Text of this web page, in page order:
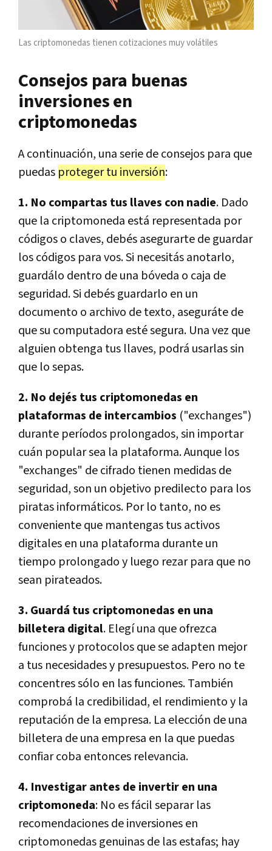
Las criptomonedas tienen cotizaciones muy volátiles
Consejos para buenas
inversiones en
criptomonedas
A continuación, una serie de consejos para que
puedas proteger tu inversión:
1. No compartas tus llaves con nadie. Dado
que la criptomoneda está representada por
códigos o claves, debés asegurarte de guardar
los códigos para vos. Si necesitás anotarlo,
guardálo dentro de una bóveda o caja de
seguridad. Si debés guardarlo en un
documento o archivo de texto, aseguráte de
que su computadora esté segura. Una vez que
alguien obtenga tus llaves, podrá usarlas sin
que lo sepas.
2. No dejés tus criptomonedas en
plataformas de intercambios ("exchanges")
durante períodos prolongados, sin importar
cuán popular sea la plataforma. Aunque los
"exchanges" de cifrado tienen medidas de
seguridad, son un objetivo predilecto para los
piratas informáticos. Por lo tanto, no es
conveniente que mantengas tus activos
digitales en una plataforma durante un
tiempo prolongado y luego rezar para que no
sean pirateados.
3. Guardá tus criptomonedas en una
billetera digital. Elegí una que ofrezca
funciones y protocolos que se adapten mejor
a tus necesidades y presupuestos. Pero no te
concentres sólo en las funciones. También
comprobá la credibilidad, el rendimiento y la
reputación de la empresa. La elección de una
billetera de una empresa en la que puedas
confiar coba entonces relevancia.
4. Investigar antes de invertir en una
criptomoneda: No es fácil separar las
recomendaciones de inversiones en
criptomonedas genuinas de las estafas; hay